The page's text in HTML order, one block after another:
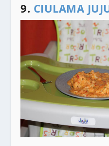
9. CIULAMA